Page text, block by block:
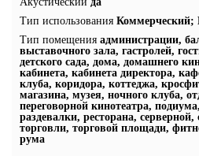
Тип использования Коммерческий;
Тип помещения администрации,
выставочного зала, гастролей,
детского сада, дома, домашнего
кабинета, кабинета директора,
клуба, коридора, коттеджа,
магазина, музея, ночного клуба,
переговорной кинотеатра,
раздевалки, ресторана, серверной,
торговли, торговой площади,
рума